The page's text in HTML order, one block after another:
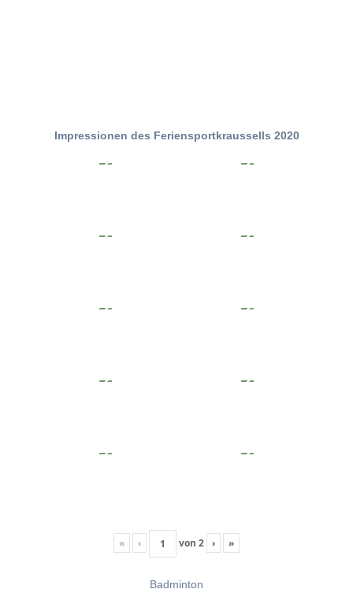
Impressionen des Feriensportkraussells 2020
« ‹ von 2 › »
Badminton